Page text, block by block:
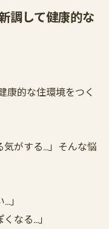
調して健康的な
康的な住環境をつく
気がする…」そんな悩
」
なる…」